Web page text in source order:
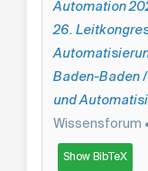
Automation
26.
Baden-Baden
und
Wissensforum
Show BibTeX